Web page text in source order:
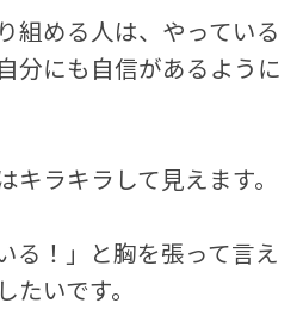
組める人は、やっている
分にも自信があるように
ラキラして見えます。
る！」と胸を張って言え
いです。